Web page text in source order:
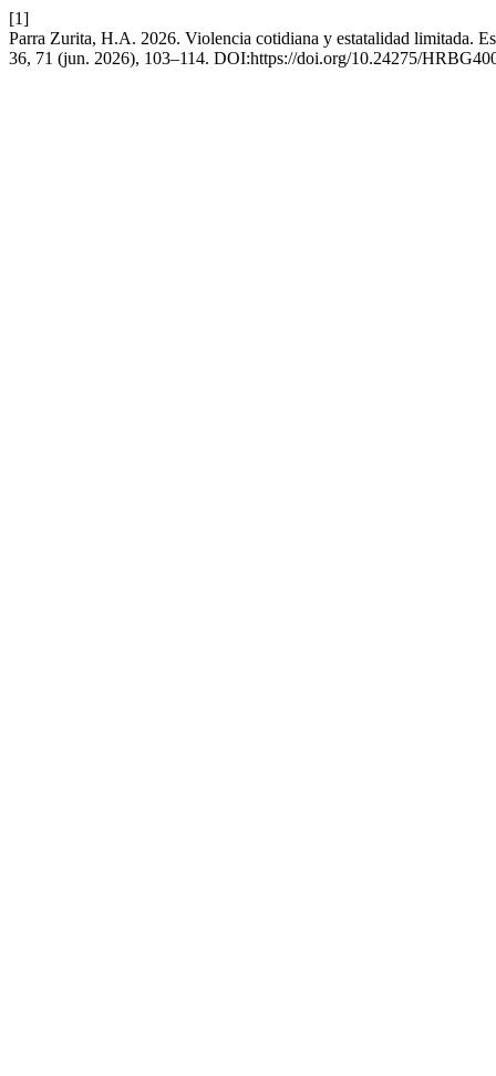
[1]
Parra Zurita, H.A. 2026. Violencia cotidiana y estatalidad limitada.
36, 71 (jun. 2026), 103–114. DOI:https://doi.org/10.24275/